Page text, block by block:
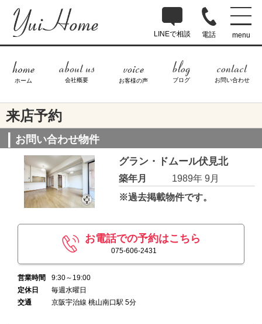
LINEで相談 電話 menu
ホーム 会社概要 お客様の声 ブログ お問い合わせ
来店予約
お問い合わせ物件
グラン・ドムール伏見北
築年月
1989年 9月
※過去掲載物件です。
お電話での予約はこちら
075-606-2431
営業時間
9:30～19:00
定休日
毎週水曜日
交通
京阪宇治線 桃山南口駅 5分